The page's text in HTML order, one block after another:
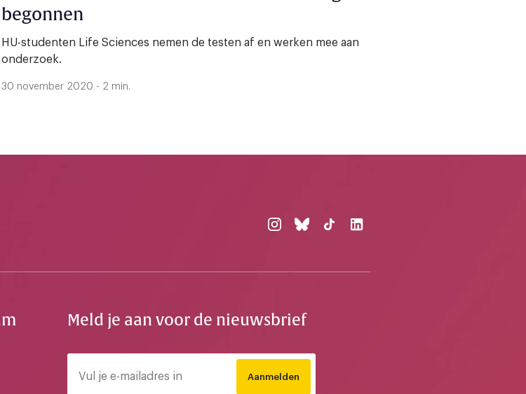
begonnen
HU-studenten Life Sciences nemen de testen af en werken mee aan
onderzoek.
30 november 2020 - 2 min.
Meld je aan voor de nieuwsbrief
Aanmelden